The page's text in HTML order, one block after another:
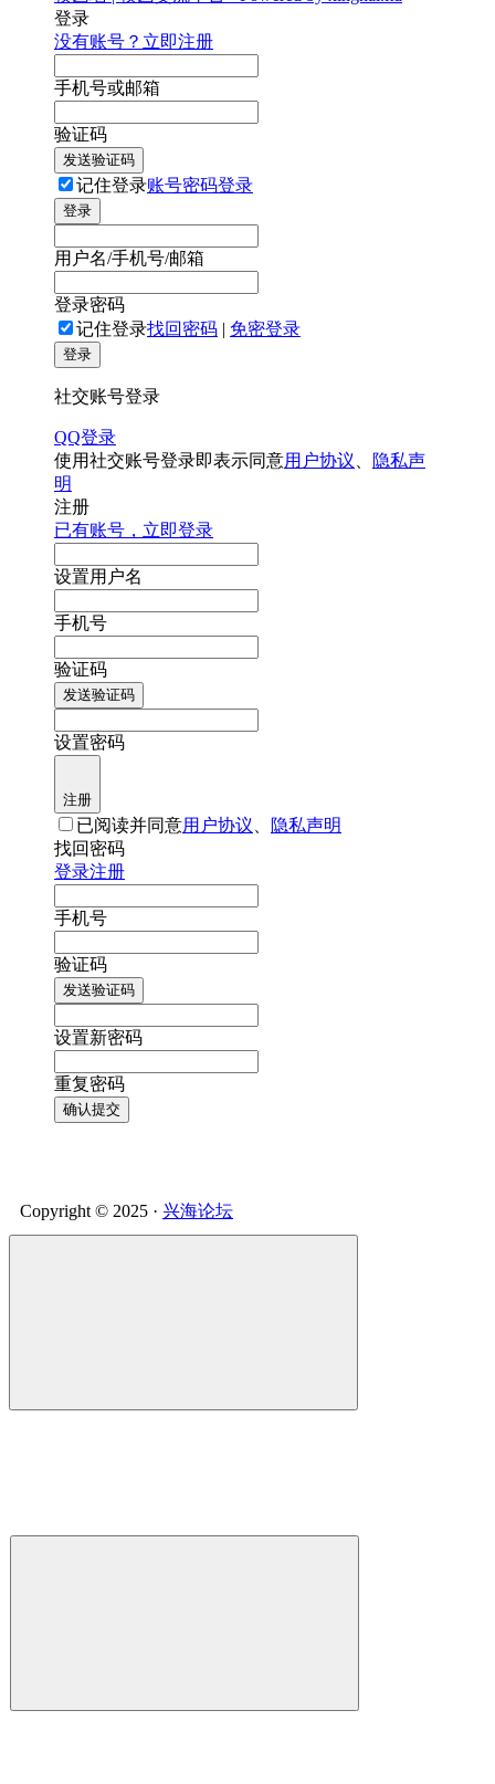
登录
没有账号？立即注册
手机号或邮箱
验证码
发送验证码
记住登录账号密码登录
登录
用户名/手机号/邮箱
登录密码
记住登录找回密码 | 免密登录
登录
社交账号登录
QQ登录
使用社交账号登录即表示同意用户协议
隐私声
明
注册
已有账号，立即登录
设置用户名
手机号
验证码
发送验证码
设置密码
注册
已阅读并同意用户协议
隐私声明
找回密码
登录注册
手机号
验证码
发送验证码
设置新密码
重复密码
确认提交
Copyright © 2025 · 兴海论坛